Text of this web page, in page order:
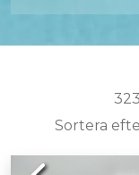
Sortera
Previous